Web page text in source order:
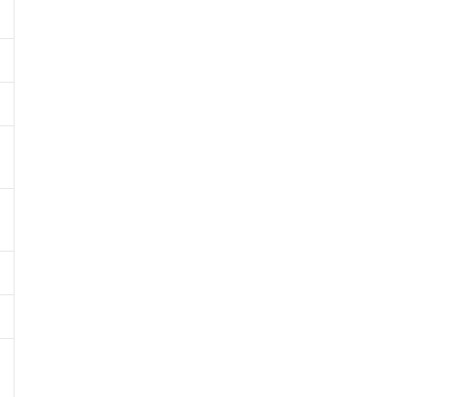
抜)を提供させていただ
に基づき作成されるも
ることをご了承くださ
ロン制御機器販売店・
ンバーズにご登録され
る商品です。
の商品です。
やむを得ず変更すること
テル類(PBDE) 1000ppm以下、
エーテル類) : 1000ppm、
ンジル) : 1000ppm、
を及ぼさない年数を意
下｢規制貨物等」とい
務取引許可)を取得する
よう必要な手段を講じ
並びにこれらの製造装
第三者に通知します。
場合は、取り引きをい
担当のオムロン制御